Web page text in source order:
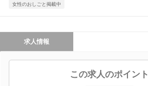
女性のおしごと掲載中
求人情報
この求人のポイント